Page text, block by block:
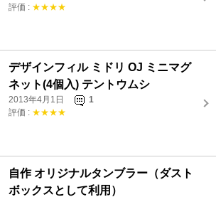
評価 : ★★★★
デザインフィル ミドリ OJ ミニマグ
ネット(4個入) テントウムシ
2013年4月1日
1
評価 : ★★★★
自作 オリジナルタンブラー（ダスト
ボックスとして利用）